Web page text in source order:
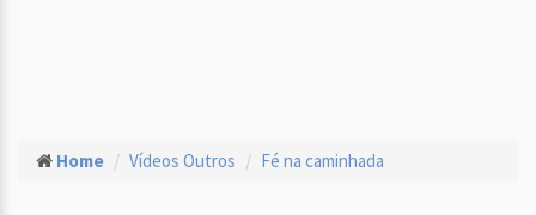
Home Vídeos Outros Fé na caminhada